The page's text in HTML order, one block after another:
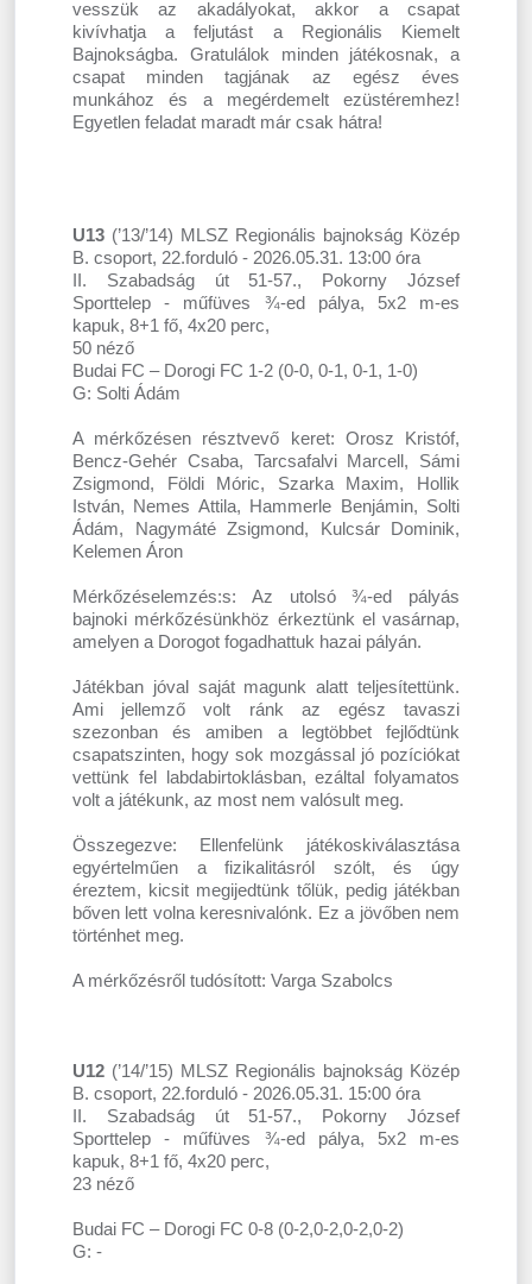
vesszük az akadályokat, akkor a csapat
kivívhatja a feljutást a Regionális Kiemelt
Bajnokságba. Gratulálok minden játékosnak, a
csapat minden tagjának az egész éves
munkához és a megérdemelt ezüstéremhez!
Egyetlen feladat maradt már csak hátra!
U13 (’13/’14) MLSZ Regionális bajnokság Közép
B. csoport, 22.forduló - 2026.05.31. 13:00 óra
II. Szabadság út 51-57., Pokorny József
Sporttelep - műfüves ¾-ed pálya, 5x2 m-es
kapuk, 8+1 fő, 4x20 perc,
50 néző
Budai FC – Dorogi FC 1-2 (0-0, 0-1, 0-1, 1-0)
G: Solti Ádám
A mérkőzésen résztvevő keret: Orosz Kristóf,
Bencz-Gehér Csaba, Tarcsafalvi Marcell, Sámi
Zsigmond, Földi Móric, Szarka Maxim, Hollik
István, Nemes Attila, Hammerle Benjámin, Solti
Ádám, Nagymáté Zsigmond, Kulcsár Dominik,
Kelemen Áron
Mérkőzéselemzés:s: Az utolsó ¾-ed pályás
bajnoki mérkőzésünkhöz érkeztünk el vasárnap,
amelyen a Dorogot fogadhattuk hazai pályán.
Játékban jóval saját magunk alatt teljesítettünk.
Ami jellemző volt ránk az egész tavaszi
szezonban és amiben a legtöbbet fejlődtünk
csapatszinten, hogy sok mozgással jó pozíciókat
vettünk fel labdabirtoklásban, ezáltal folyamatos
volt a játékunk, az most nem valósult meg.
Összegezve: Ellenfelünk játékoskiválasztása
egyértelműen a fizikalitásról szólt, és úgy
éreztem, kicsit megijedtünk tőlük, pedig játékban
bőven lett volna keresnivalónk. Ez a jövőben nem
történhet meg.
A mérkőzésről tudósított: Varga Szabolcs
U12 (’14/’15) MLSZ Regionális bajnokság Közép
B. csoport, 22.forduló - 2026.05.31. 15:00 óra
II. Szabadság út 51-57., Pokorny József
Sporttelep - műfüves ¾-ed pálya, 5x2 m-es
kapuk, 8+1 fő, 4x20 perc,
23 néző
Budai FC – Dorogi FC 0-8 (0-2,0-2,0-2,0-2)
G: -